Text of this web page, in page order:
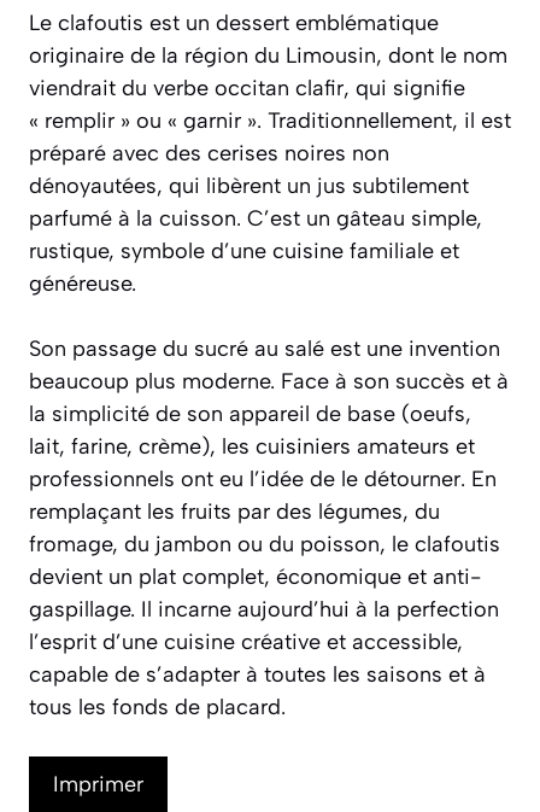
Le clafoutis est un dessert emblématique
originaire de la région du Limousin, dont le nom
viendrait du verbe occitan clafir, qui signifie
« remplir » ou « garnir ». Traditionnellement, il est
préparé avec des cerises noires non
dénoyautées, qui libèrent un jus subtilement
parfumé à la cuisson. C’est un gâteau simple,
rustique, symbole d’une cuisine familiale et
généreuse.
Son passage du sucré au salé est une invention
beaucoup plus moderne. Face à son succès et à
la simplicité de son appareil de base (oeufs,
lait, farine, crème), les cuisiniers amateurs et
professionnels ont eu l’idée de le détourner. En
remplaçant les fruits par des légumes, du
fromage, du jambon ou du poisson, le clafoutis
devient un plat complet, économique et anti-
gaspillage. Il incarne aujourd’hui à la perfection
l’esprit d’une cuisine créative et accessible,
capable de s’adapter à toutes les saisons et à
tous les fonds de placard.
Imprimer